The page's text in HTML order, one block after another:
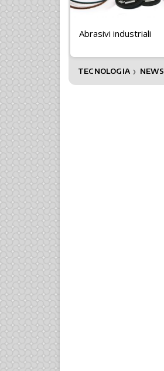
Abrasivi industriali
TECNOLOGIA ❯